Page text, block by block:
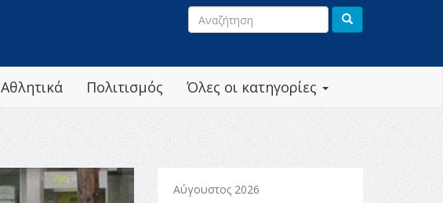
Όλες οι κατηγορίες
Αθλητικά Πολιτισμός
Αύγουστος 2026